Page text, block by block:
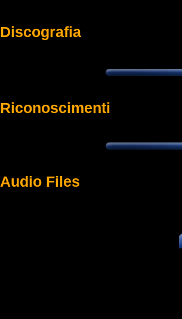
Discografia
Riconoscimenti
Audio Files